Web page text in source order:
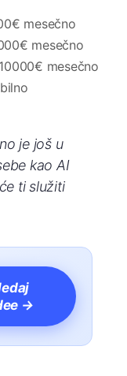
mesečno
mesečno
mesečno
je još u
kao AI
ti služiti
→